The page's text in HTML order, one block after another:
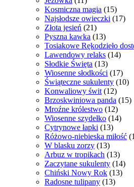
Kosmiczna magia (15)
Najsłodsze owieczki (17)
Złota jesień (21)
Pyszna kawka (13)
Tosiakowe Rękodzieło
Lawendowy relaks (14)
Słodkie Święta (13)
Wiosenne słodkości (17)
Świąteczne sukulenty (10)
Konwaliowy świt (12)
Brzoskwiniowa panda (15)
Mroźne królestwo (12)
Wiosenne szydełko (14)
Cytrynowe łapki (13)
Różowo-niebieska miłość
W blasku zorzy (13)
Arbuz w tropikach (13)
Zaczytane sukulenty (14)
Chiński Nowy Rok (13)
Radosne tulipany (13)